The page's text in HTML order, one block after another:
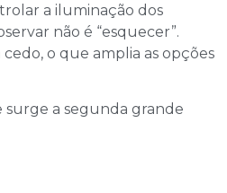
a iluminação dos
não é “esquecer”.
o que amplia as opções
surge a segunda grande